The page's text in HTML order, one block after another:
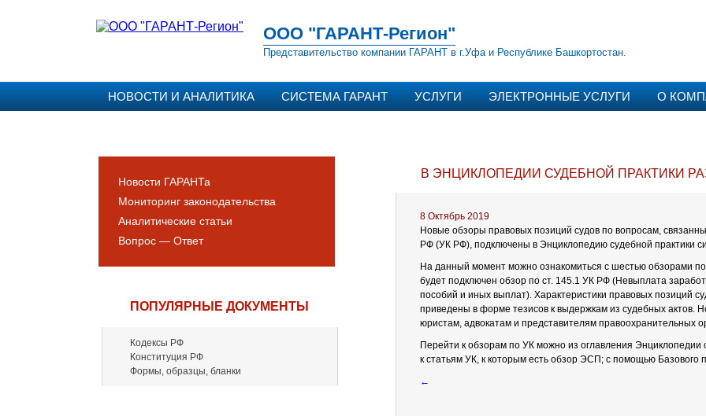
ООО "ГАРАНТ-Регион"
Представительство компании ГАРАНТ в г.Уфа и Республике Башкортостан.
НОВОСТИ И АНАЛИТИКА СИСТЕМА ГАРАНТ УСЛУГИ ЭЛЕКТРОННЫЕ УСЛУГИ О
Новости ГАРАНТа
Мониторинг законодательства
Аналитические статьи
Вопрос — Ответ
ПОПУЛЯРНЫЕ ДОКУМЕНТЫ
Кодексы РФ
Конституция РФ
Формы, образцы, бланки
В ЭНЦИКЛОПЕДИИ СУДЕБНОЙ ПРАКТИКИ
8 Октябрь 2019
Новые обзоры правовых позиций судов по вопросам,
РФ (УК РФ), подключены в Энциклопедию судебной практики
На данный момент можно ознакомиться с шестью обзорами
будет подключен обзор по ст. 145.1 УК РФ (Невыплата
пособий и иных выплат). Характеристики правовых позиций
приведены в форме тезисов к выдержкам из судебных актов.
юристам, адвокатам и представителям правоохранительных
Перейти к обзорам по УК можно из оглавления Энциклопедии
к статьям УК, к которым есть обзор ЭСП; с помощью Базового
←